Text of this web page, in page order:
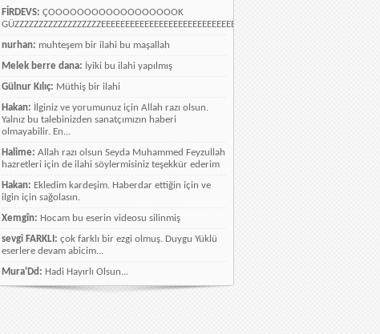
FİRDEVS: ÇOOOOOOOOOOOOOOOOOOK
GÜZZZZZZZZZZZZZZZZZZEEEEEEEEEEEEEEEEEEEEEEEEEEEEELLLLLLLLLLLLLLLLLLLLLLLL
nurhan: muhteşem bir ilahi bu maşallah
Melek berre dana: İyiki bu ilahi yapılmış
Gülnur Kılıç: Müthiş bir ilahi
Hakan: İlginiz ve yorumunuz için Allah razı olsun.
Yalnız bu talebinizden sanatçımızın haberi
olmayabilir. En...
Halime: Allah razı olsun Seyda Muhammed Feyzullah
hazretleri için de ilahi söylermisiniz teşekkür ederim
Hakan: Ekledim kardeşim. Haberdar ettiğin için ve
ilgin için sağolasın.
Xemgîn: Hocam bu eserin videosu silinmiş
sevgi FARKLI: çok farklı bir ezgi olmuş. Duygu Yüklü
eserlere devam abicim...
Mura'Dd: Hadi Hayırlı Olsun...